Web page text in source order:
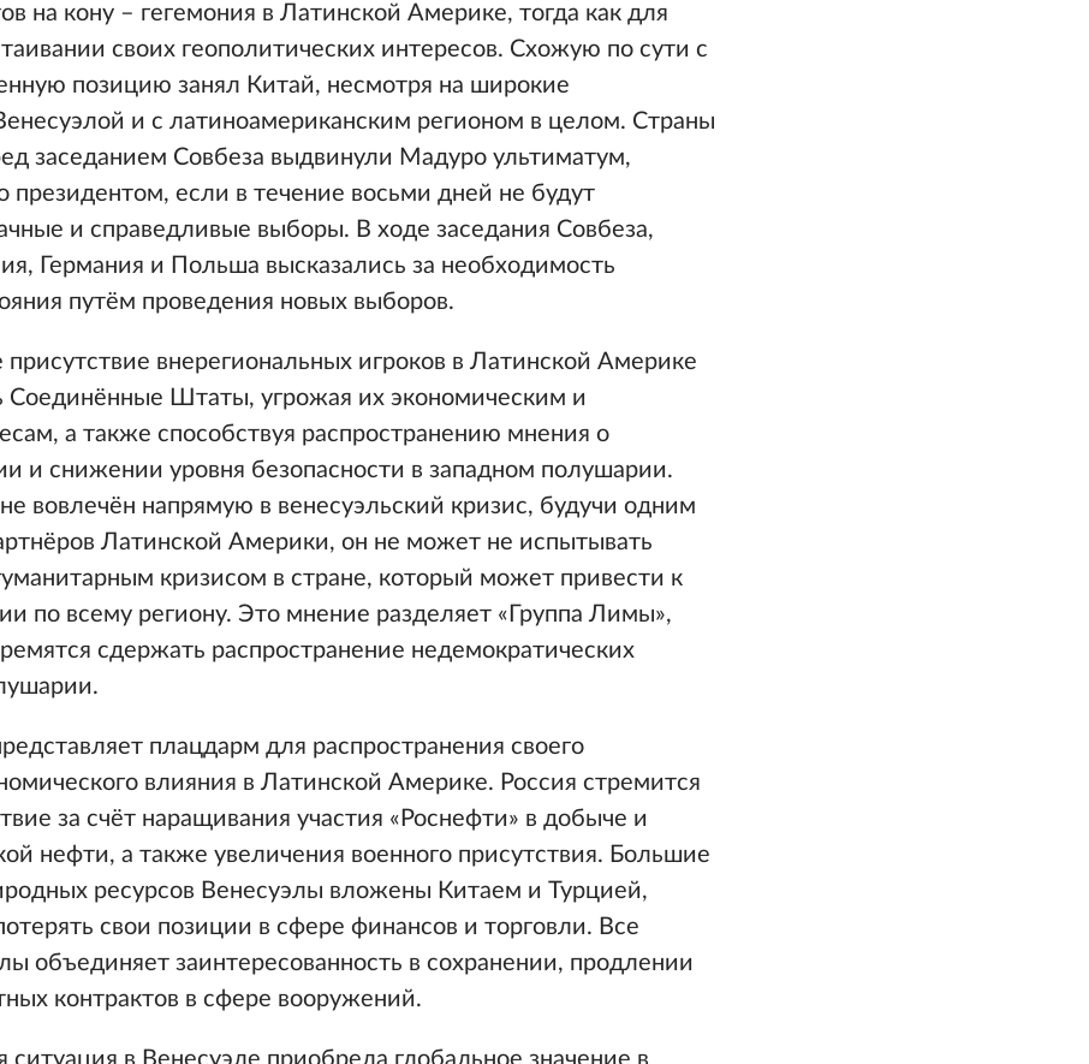
на кону – гегемония в Латинской Америке, тогда как для
своих геополитических интересов. Схожую по сути с
позицию занял Китай, несмотря на широкие
и с латиноамериканским регионом в целом. Страны
заседанием Совбеза выдвинули Мадуро ультиматум,
президентом, если в течение восьми дней не будут
и справедливые выборы. В ходе заседания Совбеза,
Германия и Польша высказались за необходимость
путём проведения новых выборов.
внерегиональных игроков в Латинской Америке
Соединённые Штаты, угрожая их экономическим и
а также способствуя распространению мнения о
и снижении уровня безопасности в западном полушарии.
вовлечён напрямую в венесуэльский кризис, будучи одним
Латинской Америки, он не может не испытывать
кризисом в стране, который может привести к
по всему региону. Это мнение разделяет «Группа Лимы»,
сдержать распространение недемократических
плацдарм для распространения своего
влияния в Латинской Америке. Россия стремится
за счёт наращивания участия «Роснефти» в добыче и
нефти, а также увеличения военного присутствия. Большие
ресурсов Венесуэлы вложены Китаем и Турцией,
свои позиции в сфере финансов и торговли. Все
объединяет заинтересованность в сохранении, продлении
контрактов в сфере вооружений.
ситуация в Венесуэле приобрела глобальное значение в